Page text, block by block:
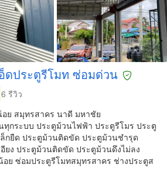
ดประตูรีโมท ซ่อมด่วน
6 รีวิว
ย สมุทรสาคร นาดี มหาชัย
กระบบ ประตูม้วนไฟฟ้า ประตูรีโมร ประตู
กยืด ประตูม้วนติดขัด ประตูม้วนชำรุด
ยง ประตูม้วนติดขัด ประตูม้วนดึงไม่ลง
ย ซ่อมประตูรีโมทสมุทรสาคร ช่างประตูส